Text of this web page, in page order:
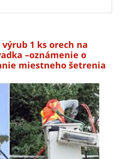
1 ks orech na
–oznámenie o
miestneho šetrenia